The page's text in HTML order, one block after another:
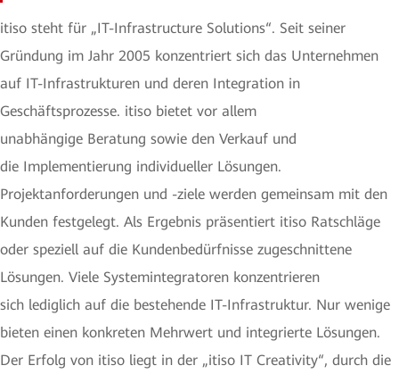
itiso steht für „IT-Infrastructure Solutions“. Seit seiner
Gründung im Jahr 2005 konzentriert sich das Unternehmen
auf IT-Infrastrukturen und deren Integration in
Geschäftsprozesse. itiso bietet vor allem
unabhängige Beratung sowie den Verkauf und
die Implementierung individueller Lösungen.
Projektanforderungen und -ziele werden gemeinsam mit den
Kunden festgelegt. Als Ergebnis präsentiert itiso Ratschläge
oder speziell auf die Kundenbedürfnisse zugeschnittene
Lösungen. Viele Systemintegratoren konzentrieren
sich lediglich auf die bestehende IT-Infrastruktur. Nur wenige
bieten einen konkreten Mehrwert und integrierte Lösungen.
Der Erfolg von itiso liegt in der „itiso IT Creativity“, durch die